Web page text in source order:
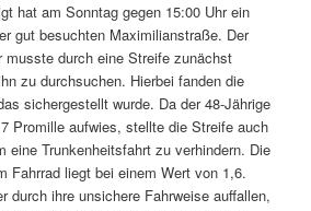
hat am Sonntag gegen 15:00 Uhr ein
gut besuchten Maximilianstraße. Der
musste durch eine Streife zunächst
zu durchsuchen. Hierbei fanden die
sichergestellt wurde. Da der 48-Jährige
Promille aufwies, stellte die Streife auch
eine Trunkenheitsfahrt zu verhindern. Die
Fahrrad liegt bei einem Wert von 1,6.
durch ihre unsichere Fahrweise auffallen,